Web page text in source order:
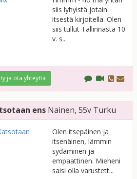
siis lyhyistä jotain
itsestä kirjoitella. Olen
siis tullut Tallinnasta 10
v. s...
ja ota yhteyttä
ens Nainen, 55v Turku
Olen itsepäinen ja
itsenäinen, lämmin
sydäminen ja
empaattinen. Mieheni
saisi olla varustett...